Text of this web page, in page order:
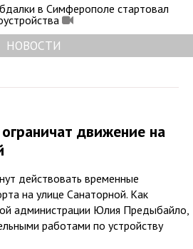
в Симферополе стартовал
НОВОСТИ
движение на
действовать временные
на улице Санаторной. Как
администрации Юлия Предыбайло,
работами по устройству